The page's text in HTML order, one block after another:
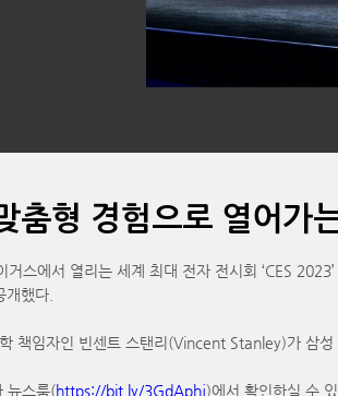
춤형 경험으로 열어가
거스에서 열리는 세계 최대 전자 전시회 ‘CES
했다.
책임자인 빈센트 스탠리(Vincent Stanley)가 삼
뉴스룸(https://bit.ly/3GdAphj)에서 확인하실 수